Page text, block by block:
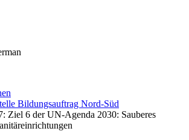
Bildungsauftrag Nord-Süd
Ziel 6 der UN-Agenda 2030: Sauberes